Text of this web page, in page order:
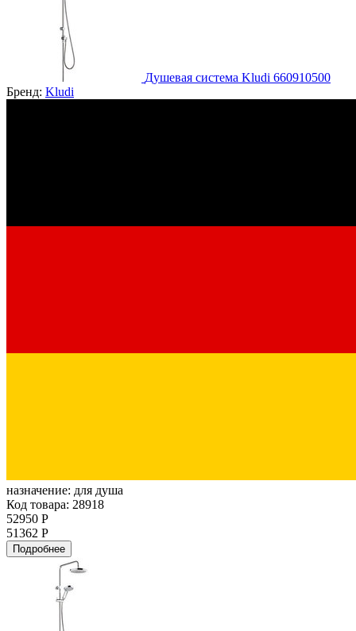
Душевая система Kludi 660910500
Бренд: Kludi
назначение: для душа
Код товара: 28918
52950 Р
51362 Р
Подробнее